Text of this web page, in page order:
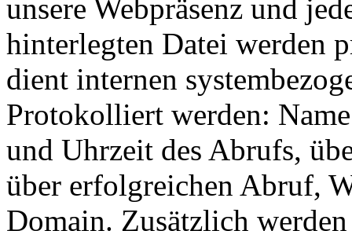
unsere Webpräsenz und
hinterlegten Datei werden
dient internen
Protokolliert werden:
und Uhrzeit des Abrufs,
über erfolgreichen Abruf,
Domain. Zusätzlich